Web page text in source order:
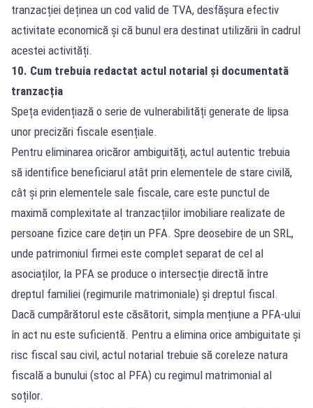
tranzacției deținea un cod valid de TVA, desfășura efectiv
activitate economică și că bunul era destinat utilizării în cadrul
acestei activități.
10. Cum trebuia redactat actul notarial și documentată
tranzacția
Speța evidențiază o serie de vulnerabilități generate de lipsa
unor precizări fiscale esențiale.
Pentru eliminarea oricăror ambiguități, actul autentic trebuia
să identifice beneficiarul atât prin elementele de stare civilă,
cât și prin elementele sale fiscale, care este punctul de
maximă complexitate al tranzacțiilor imobiliare realizate de
persoane fizice care dețin un PFA. Spre deosebire de un SRL,
unde patrimoniul firmei este complet separat de cel al
asociaților, la PFA se produce o intersecție directă între
dreptul familiei (regimurile matrimoniale) și dreptul fiscal.
Dacă cumpărătorul este căsătorit, simpla mențiune a PFA-ului
în act nu este suficientă. Pentru a elimina orice ambiguitate și
risc fiscal sau civil, actul notarial trebuie să coreleze natura
fiscală a bunului (stoc al PFA) cu regimul matrimonial al
soților.